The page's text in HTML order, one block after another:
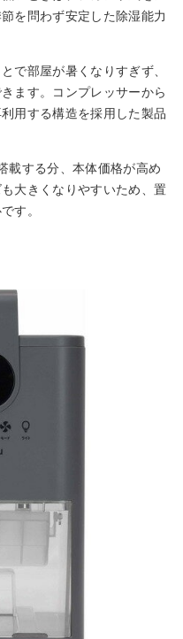
を問わず安定した除湿能力
で部屋が暑くなりすぎず、
ます。コンプレッサーから
用する構造を採用した製品
載する分、本体価格が高め
大きくなりやすいため、置
す。